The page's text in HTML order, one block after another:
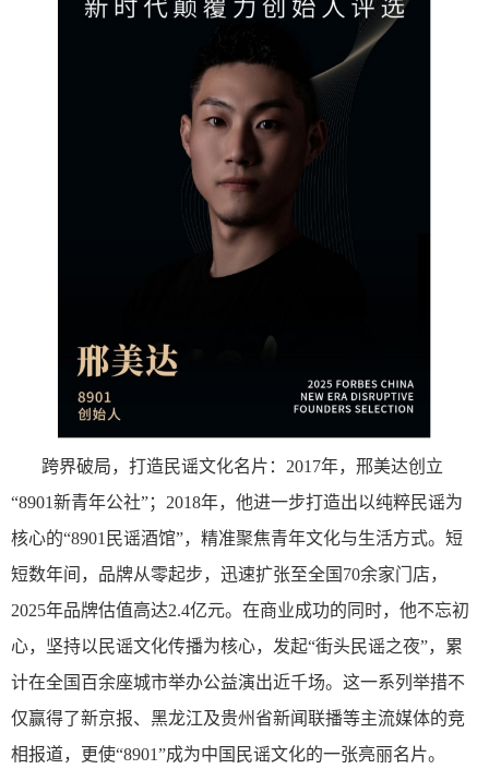
跨界破局，打造民谣文化名片 ： 2017年，邢美达创立
“8901新青年公社”；2018年，他进一步打造出以纯粹民谣为
核心的“8901民谣酒馆”，精准聚焦青年文化与生活方式。短
短数年间，品牌从零起步，迅速扩张至全国70余家门店，
2025年品牌估值高达2.4亿元。在商业成功的同时，他不忘初
心，坚持以民谣文化传播为核心，发起“街头民谣之夜”，累
计在全国百余座城市举办公益演出近千场。这一系列举措不
仅赢得了新京报、黑龙江及贵州省新闻联播等主流媒体的竞
相报道，更使“8901”成为中国民谣文化的一张亮丽名片。